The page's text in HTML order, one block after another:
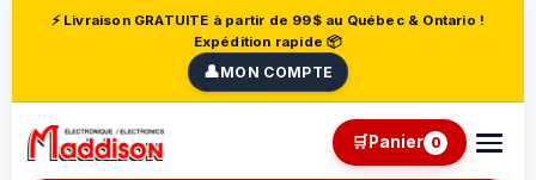
⚡ Livraison GRATUITE à partir de 99$ au Québec & Ontario !
Expédition rapide 📦
👤MON COMPTE
🛒Panier 0